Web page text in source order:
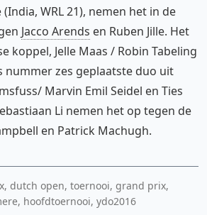
(India, WRL 21), nemen het in de
Jacco Arends en Ruben Jille. Het
koppel, Jelle Maas / Robin Tabeling
nummer zes geplaatste duo uit
Marvin Emil Seidel en Ties
Li nemen het op tegen de
en Patrick Machugh.
dutch open, toernooi, grand prix,
hoofdtoernooi, ydo2016